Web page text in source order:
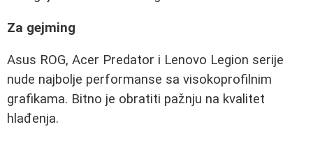
Za gejming
Asus ROG, Acer Predator i Lenovo Legion serije
nude najbolje performanse sa visokoprofilnim
grafikama. Bitno je obratiti pažnju na kvalitet
hlađenja.